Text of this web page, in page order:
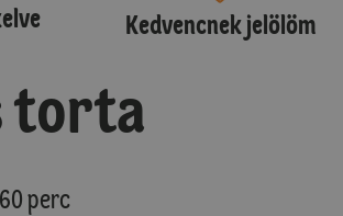
Kedvencnek jelölöm
torta
perc